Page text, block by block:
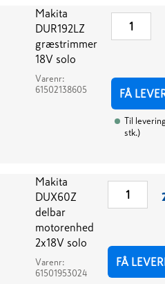
Makita
DUR192LZ
græstrimmer
18V solo
Varenr:
61502138605
FÅ
Til
stk.)
Makita
DUX60Z
delbar
motorenhed
2x18V solo
Varenr:
61501953024
FÅ